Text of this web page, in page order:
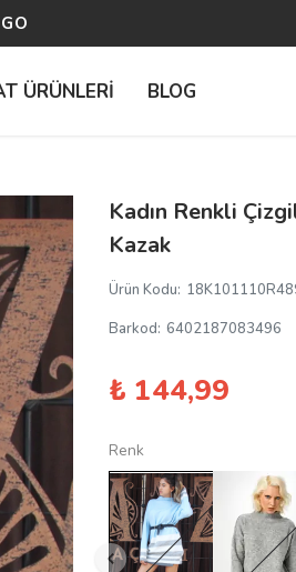
ÜRÜNLERİ BLOG
Kadın Renkli
Kazak
Ürün Kodu:
Barkod: 6402187083496
₺ 144,99
Renk